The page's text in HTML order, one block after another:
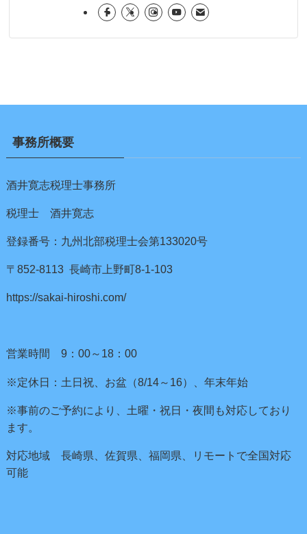
事務所概要
酒井寛志税理士事務所
税理士 酒井寛志
登録番号：九州北部税理士会第133020号
〒852-8113 長崎市上野町8-1-103
https://sakai-hiroshi.com/
営業時間 9：00～18：00
※定休日：土日祝、お盆（8/14～16）、年末年始
※事前のご予約により、土曜・祝日・夜間も対応しており
ます。
対応地域 長崎県、佐賀県、福岡県、リモートで全国対応
可能